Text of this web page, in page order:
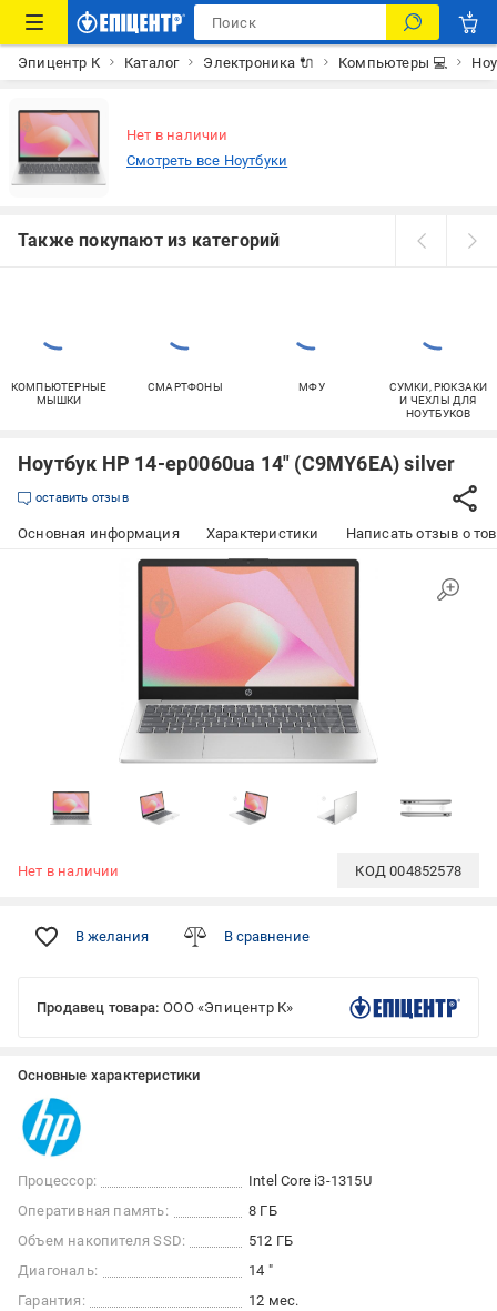
Эпицентр К Каталог Электроника 🔌 Компьютеры 💻
Нет в наличии
Смотреть все Ноутбуки
Также покупают из категорий
КОМПЬЮТЕРНЫЕ
МЫШКИ
СМАРТФОНЫ МФУ
СУМКИ, РЮКЗАКИ
И ЧЕХЛЫ ДЛЯ
НОУТБУКОВ
Ноутбук HP 14-ep0060ua 14" (C9MY6EA) silver
оставить отзыв
Основная информация Характеристики Написать отзыв о
Нет в наличии КОД004852578
В желания В сравнение
Продавец товара: ООО «Эпицентр К»
Основные характеристики
Процессор:
Intel Core i3-1315U
Оперативная память:
8 ГБ
Объем накопителя SSD:
512 ГБ
Диагональ:
14 "
Гарантия:
12 мес.